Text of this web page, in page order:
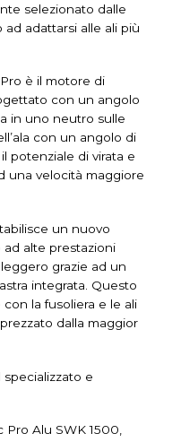
selezionato dalle
adattarsi alle ali più
è il motore di
con un angolo
in uno neutro sulle
con un angolo di
potenziale di virata e
una velocità maggiore
un nuovo
ad alte prestazioni
grazie ad un
integrata. Questo
la fusoliera e le ali
dalla maggior
e
Alu SWK 1500,